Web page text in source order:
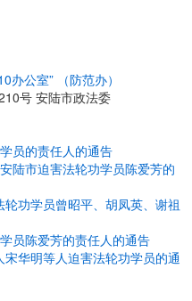
办公室” （防范办）
号 安陆市政法委
员的责任人的通告
陆市迫害法轮功学员陈爱芳的
功学员曾昭平、胡凤英、谢祖
员陈爱芳的责任人的通告
华明等人迫害法轮功学员的通